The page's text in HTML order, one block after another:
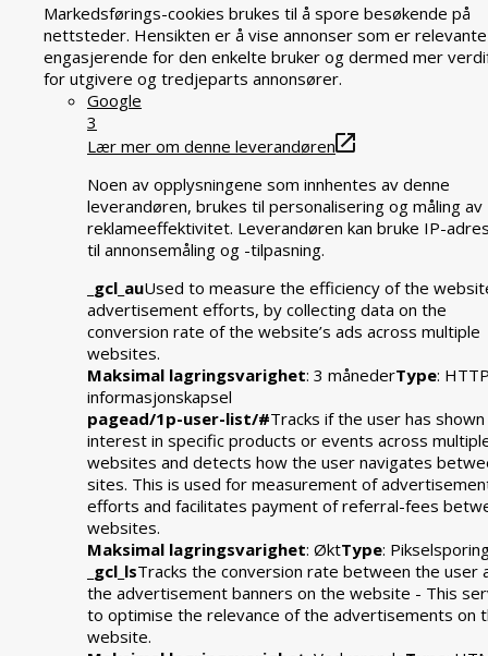
Markedsførings-cookies brukes til å spore besøkende på
nettsteder. Hensikten er å vise annonser som er
engasjerende for den enkelte bruker og dermed mer
for utgivere og tredjeparts annonsører.
Google
3
Lær mer om denne leverandøren
Noen av opplysningene som innhentes av denne
leverandøren, brukes til personalisering og måling av
reklameeffektivitet. Leverandøren kan bruke IP-
til annonsemåling og -tilpasning.
_gcl_auUsed to measure the efficiency of the
advertisement efforts, by collecting data on the
conversion rate of the website’s ads across multiple
websites.
Maksimal lagringsvarighet: 3 månederType:
informasjonskapsel
pagead/1p-user-list/#Tracks if the user has shown
interest in specific products or events across
websites and detects how the user navigates
sites. This is used for measurement of
efforts and facilitates payment of referral-fees
websites.
Maksimal lagringsvarighet: ØktType:
_gcl_lsTracks the conversion rate between the user
the advertisement banners on the website - This
to optimise the relevance of the advertisements on
website.